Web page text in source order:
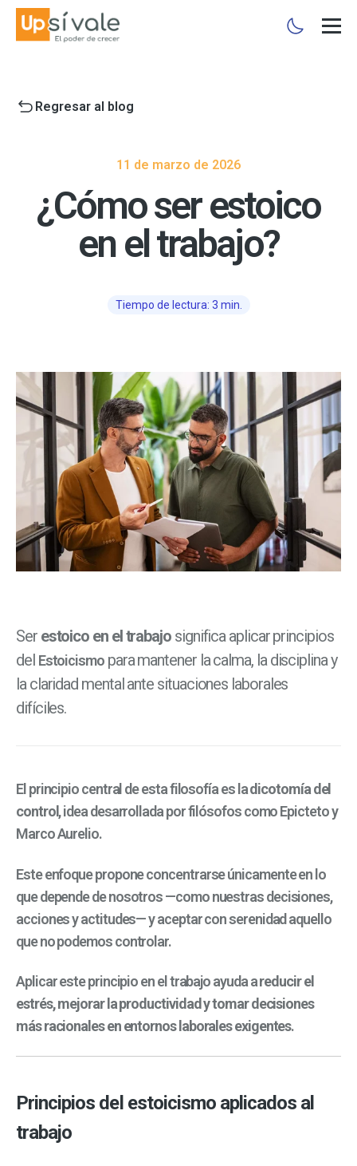
Regresar al blog
11 de marzo de 2026
¿Cómo ser estoico
en el trabajo?
Tiempo de lectura: 3 min.
Ser estoico en el trabajo significa aplicar principios
del Estoicismopara mantener la calma, la disciplina y
la claridad mental ante situaciones laborales
difíciles.
El principio central de esta filosofía es ladicotomía del
control, idea desarrollada por filósofos comoEpictetoy
Marco Aurelio.
Este enfoque propone concentrarse únicamente en lo
que depende de nosotros —como nuestras decisiones,
acciones y actitudes— y aceptar con serenidad aquello
que no podemos controlar.
Aplicar este principio en el trabajo ayuda areducir el
estrés, mejorar la productividad y tomar decisiones
más racionales en entornos laborales exigentes.
Principios del estoicismo aplicados al
trabajo